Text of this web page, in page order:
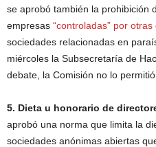
se aprobó también la prohibición
empresas “controladas” por otras
sociedades relacionadas en
miércoles la Subsecretaría de
debate, la Comisión no lo permitió.
5. Dieta u honorario de
aprobó una norma que limita la
sociedades anónimas abiertas